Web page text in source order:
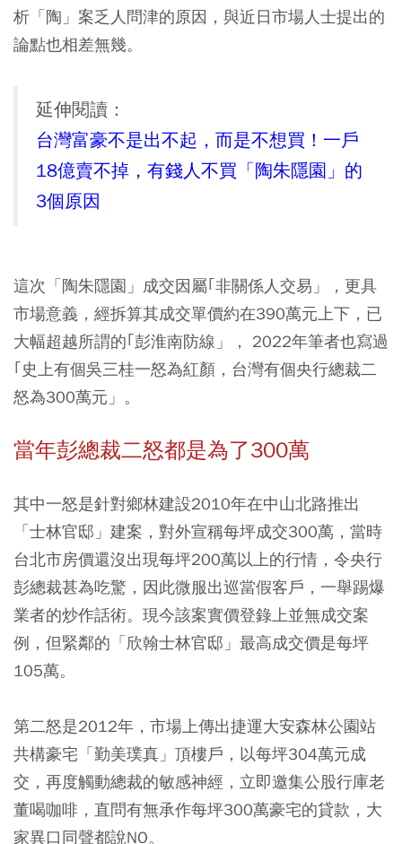
析「陶」案乏人問津的原因，與近日市場人士提出的
論點也相差無幾。
延伸閱讀：
台灣富豪不是出不起，而是不想買！一戶
18億賣不掉，有錢人不買「陶朱隱園」的
3個原因
這次「陶朱隱園」成交因屬｢非關係人交易」，更具
市場意義，經拆算其成交單價約在390萬元上下，已
大幅超越所謂的｢彭淮南防線」， 2022年筆者也寫過
｢史上有個吳三桂一怒為紅顏，台灣有個央行總裁二
怒為300萬元」。
當年彭總裁二怒都是為了300萬
其中一怒是針對鄉林建設2010年在中山北路推出
「士林官邸」建案，對外宣稱每坪成交300萬，當時
台北市房價還沒出現每坪200萬以上的行情，令央行
彭總裁甚為吃驚，因此微服出巡當假客戶，一舉踢爆
業者的炒作話術。現今該案實價登錄上並無成交案
例，但緊鄰的「欣翰士林官邸」最高成交價是每坪
105萬。
第二怒是2012年，市場上傳出捷運大安森林公園站
共構豪宅「勤美璞真」頂樓戶，以每坪304萬元成
交，再度觸動總裁的敏感神經，立即邀集公股行庫老
董喝咖啡，直問有無承作每坪300萬豪宅的貸款，大
家異口同聲都說NO。